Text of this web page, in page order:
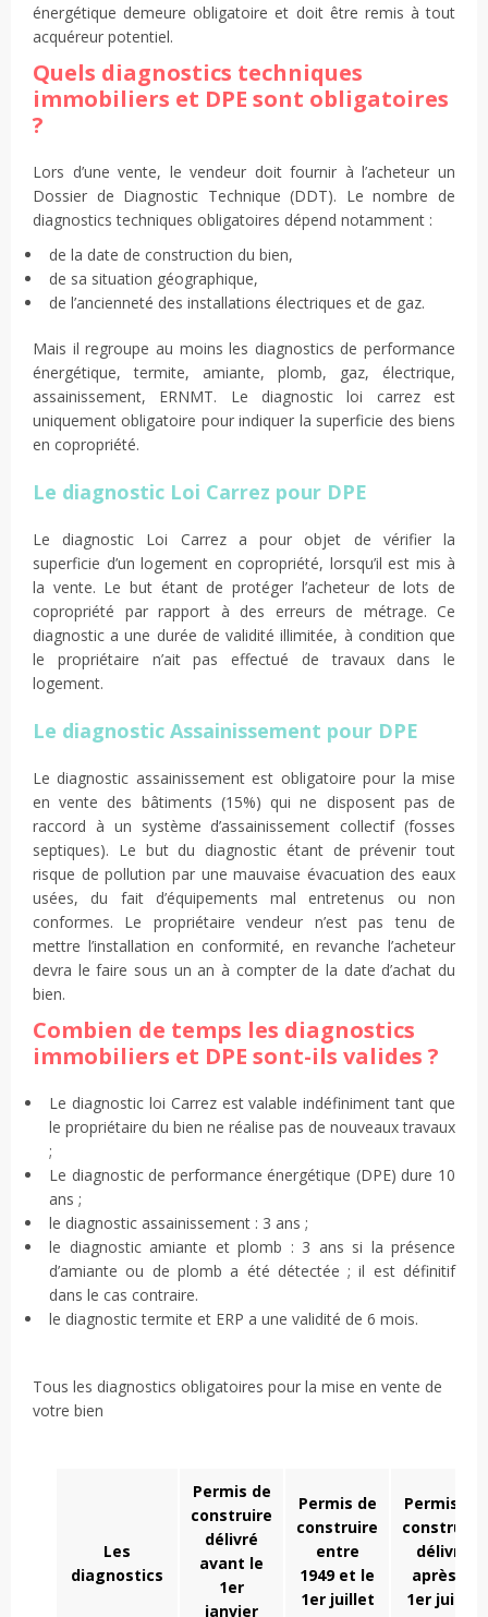
énergétique demeure obligatoire et doit être remis à tout
acquéreur potentiel.
Quels diagnostics techniques
immobiliers et DPE sont obligatoires
?
Lors d’une vente, le vendeur doit fournir à l’acheteur un
Dossier de Diagnostic Technique (DDT). Le nombre de
diagnostics techniques obligatoires dépend notamment :
de la date de construction du bien,
de sa situation géographique,
de l’ancienneté des installations électriques et de gaz.
Mais il regroupe au moins les diagnostics de performance
énergétique, termite, amiante, plomb, gaz, électrique,
assainissement, ERNMT. Le diagnostic loi carrez est
uniquement obligatoire pour indiquer la superficie des biens
en copropriété.
Le diagnostic Loi Carrez pour DPE
Le diagnostic Loi Carrez a pour objet de vérifier la
superficie d’un logement en copropriété, lorsqu’il est mis à
la vente. Le but étant de protéger l’acheteur de lots de
copropriété par rapport à des erreurs de métrage. Ce
diagnostic a une durée de validité illimitée, à condition que
le propriétaire n’ait pas effectué de travaux dans le
logement.
Le diagnostic Assainissement pour DPE
Le diagnostic assainissement est obligatoire pour la mise
en vente des bâtiments (15%) qui ne disposent pas de
raccord à un système d’assainissement collectif (fosses
septiques). Le but du diagnostic étant de prévenir tout
risque de pollution par une mauvaise évacuation des eaux
usées, du fait d’équipements mal entretenus ou non
conformes. Le propriétaire vendeur n’est pas tenu de
mettre l’installation en conformité, en revanche l’acheteur
devra le faire sous un an à compter de la date d’achat du
bien.
Combien de temps les diagnostics
immobiliers et DPE sont-ils valides ?
Le diagnostic loi Carrez est valable indéfiniment tant que
le propriétaire du bien ne réalise pas de nouveaux travaux
;
Le diagnostic de performance énergétique (DPE) dure 10
ans ;
le diagnostic assainissement : 3 ans ;
le diagnostic amiante et plomb : 3 ans si la présence
d’amiante ou de plomb a été détectée ; il est définitif
dans le cas contraire.
le diagnostic termite et ERP a une validité de 6 mois.
Tous les diagnostics obligatoires pour la mise en vente de
votre bien
Les
diagnostics
Permis de
construire
délivré
avant le
1er
janvier
Permis de
construire
entre
1949 et le
1er juillet
Permis de
construire
délivré
après le
1er juillet